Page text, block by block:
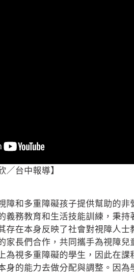
台中報導】
障和多重障礙孩子提供幫助的
義務教育和生活技能訓練， 秉持
存在本身反映了社會對視障人
家長們合作，共同攜手為視障兒
為視多重障礙的學生，因此在課
身的能力去做分配與調整。因